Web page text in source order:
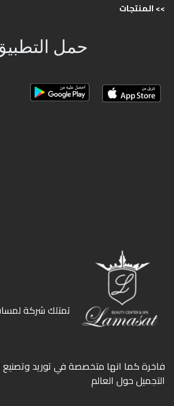
>>المنتجات
حمل
ﻓﺎﺧﺮة كما انها ﻣﺘﺨﺼﺼﺔ ﻓﻲ ﺗﻮرﻳﺪ وﺗﺼﻨﻴﻊ
اﻟﺘﺠﻤﻴﻞ ﺣﻮل اﻟﻌﺎﻟﻢ